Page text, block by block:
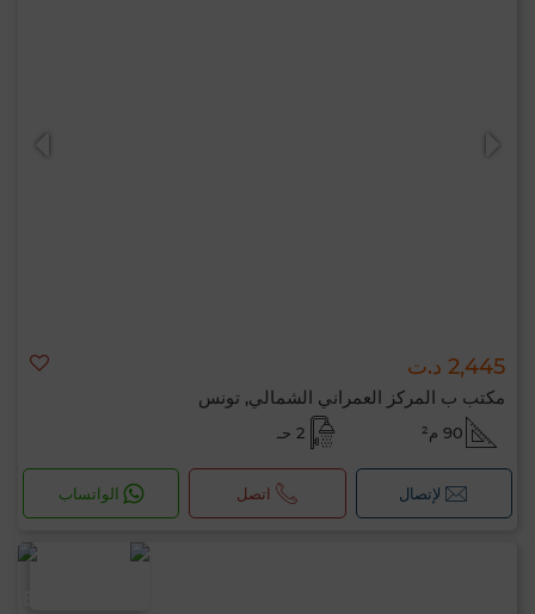
2,445 د.ت
مكتب ب المركز العمراني الشمالي, تونس
90 م² 2 حـ
لإتصال اتصل الواتساب